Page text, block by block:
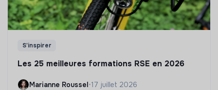
S'inspirer
Les 25 meilleures formations RSE en 2026
Marianne Roussel•17 juillet 2026